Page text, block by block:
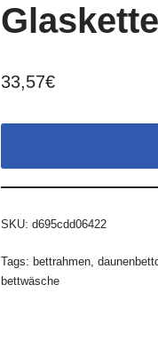
33,57€
SKU: d695cdd06422
Tags: bettrahmen,
bettwäsche